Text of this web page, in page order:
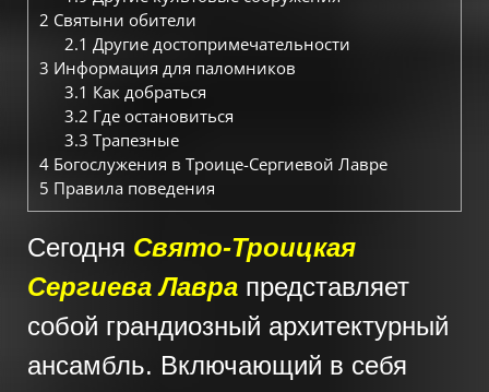
2 Святыни обители
2.1 Другие достопримечательности
3 Информация для паломников
3.1 Как добраться
3.2 Где остановиться
3.3 Трапезные
4 Богослужения в Троице-Сергиевой Лавре
5 Правила поведения
Сегодня Свято-Троицкая
Сергиева Лавра представляет
собой грандиозный архитектурный
ансамбль. Включающий в себя